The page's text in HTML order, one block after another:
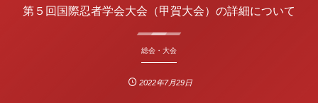
第５回国際忍者学会大会（甲賀大会）の詳細について
総会・大会
2022年7月29日